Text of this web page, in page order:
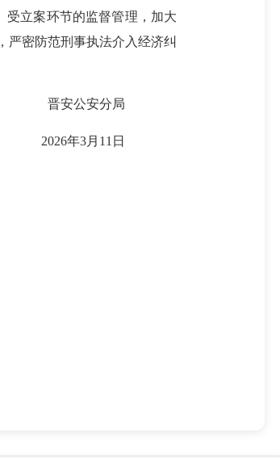
受立案环节的监督管理，加大
严密防范刑事执法介入经济纠
晋安公安分局
2026年3月11日